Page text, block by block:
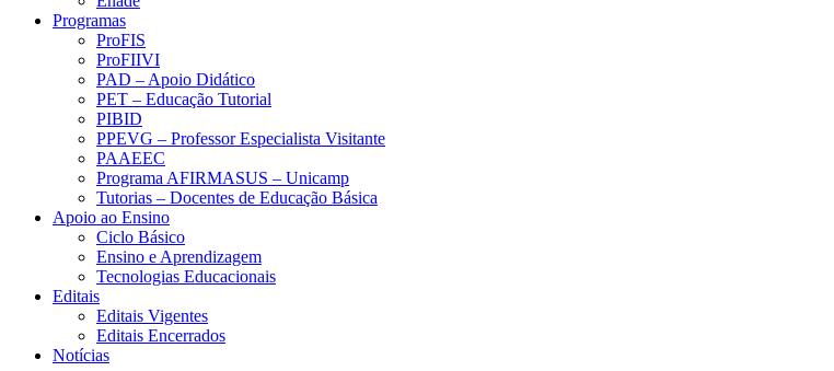
Programas
ProFIS
ProFIIVI
PAD – Apoio Didático
PET – Educação Tutorial
PIBID
PPEVG – Professor Especialista Visitante
PAAEEC
Programa AFIRMASUS – Unicamp
Tutorias – Docentes de Educação Básica
Apoio ao Ensino
Ciclo Básico
Ensino e Aprendizagem
Tecnologias Educacionais
Editais
Editais Vigentes
Editais Encerrados
Notícias